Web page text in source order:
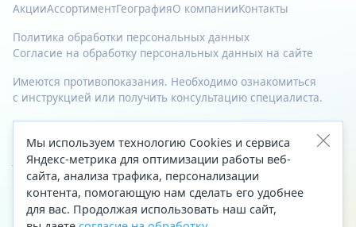
АкцииАссортиментГеографияО компанииКонтакты
Политика обработки персональных данных
Согласие на обработку персональных данных на сайте
Имеются противопоказания. Необходимо ознакомиться
с инструкцией или получить консультацию специалиста.
© 2023—2026 Все права защищены.
Адрес
Архангельск, ул. Папанина, д. 19 (вход в здание со стороны
автоцентра «Тойота»)
Мы используем технологию Cookies и сервиса
Яндекс-метрика для оптимизации работы веб-
сайта, анализа трафика, персонализации
контента, помогающую нам сделать его удобнее
для вас. Продолжая использовать наш сайт,